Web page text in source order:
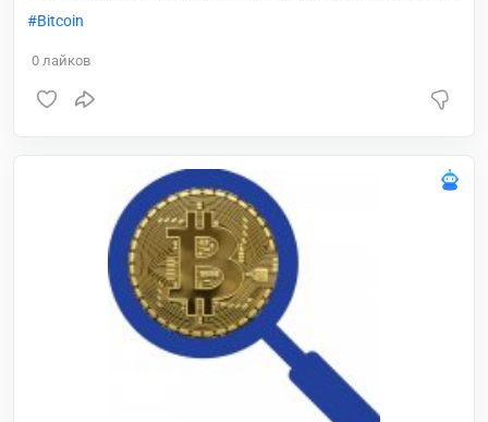
сделки проходят в автоматическом режиме со счетов бота
одноразовой сделки. О размере лимитов бот информирует
дружественный интерфейс. Выделенный сервер.
Bitcoin
0 лайков